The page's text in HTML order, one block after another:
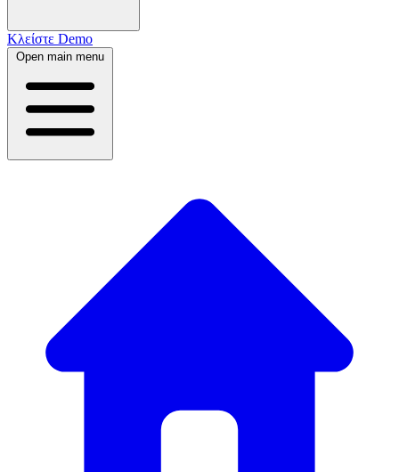
Κλείστε Demo
Open main menu